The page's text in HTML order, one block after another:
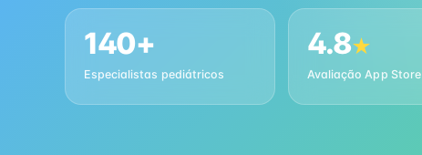
140+
Especialistas pediátricos
4.8★
Avaliação App Store